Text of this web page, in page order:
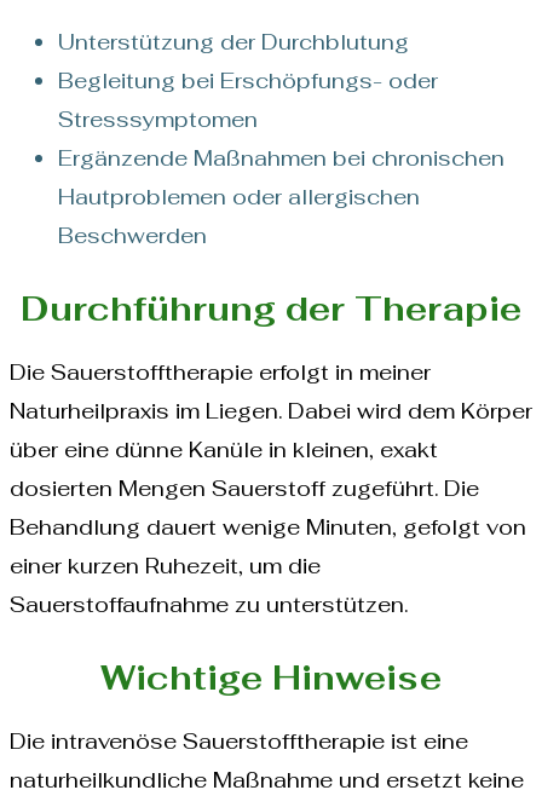
Unterstützung der Durchblutung
Begleitung bei Erschöpfungs- oder
Stresssymptomen
Ergänzende Maßnahmen bei chronischen
Hautproblemen oder allergischen
Beschwerden
Durchführung der Therapie
Die Sauerstofftherapie erfolgt in meiner
Naturheilpraxis im Liegen. Dabei wird dem Körper
über eine dünne Kanüle in kleinen, exakt
dosierten Mengen Sauerstoff zugeführt. Die
Behandlung dauert wenige Minuten, gefolgt von
einer kurzen Ruhezeit, um die
Sauerstoffaufnahme zu unterstützen.
Wichtige Hinweise
Die intravenöse Sauerstofftherapie ist eine
naturheilkundliche Maßnahme und ersetzt keine